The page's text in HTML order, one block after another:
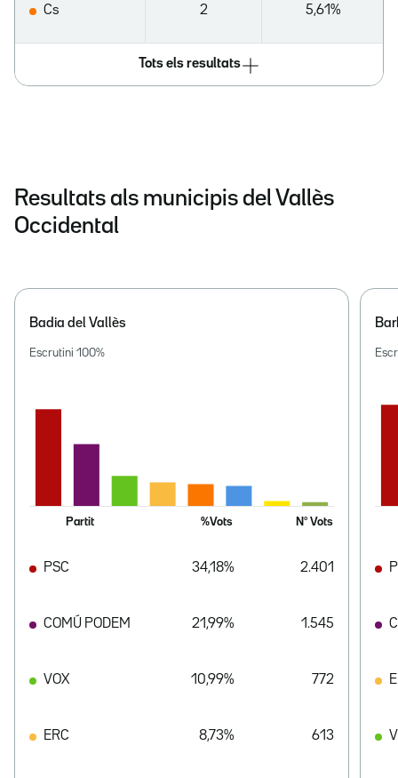
Cs 2 5,61%
Tots els resultats
Resultats als municipis del Vallès
Occidental
Badia del Vallès
Escrutini 100%
Partit %Vots Nº Vots
PSC 34,18% 2.401
COMÚ PODEM 21,99% 1.545
VOX 10,99% 772
ERC 8,73% 613